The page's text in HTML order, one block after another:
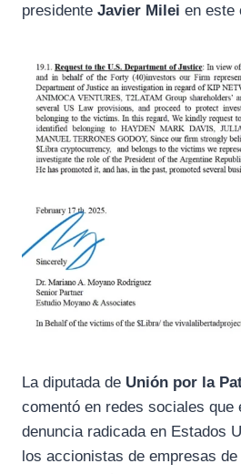
presidente Javier Milei en este
La diputada de Unión por la
comentó en redes sociales que
denuncia radicada en Estados
los accionistas de empresas